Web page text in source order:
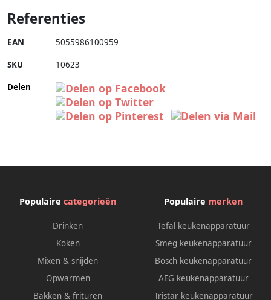
Referenties
EAN 5055986100959
SKU 10623
Delen
Populaire categorieën
Drinken
Koken
Mixen & snijden
Opwarmen
Bakken & frituren
Populaire merken
Tefal keukenapparatuur
Smeg keukenapparatuur
Bosch keukenapparatuur
AEG keukenapparatuur
Tristar keukenapparatuur